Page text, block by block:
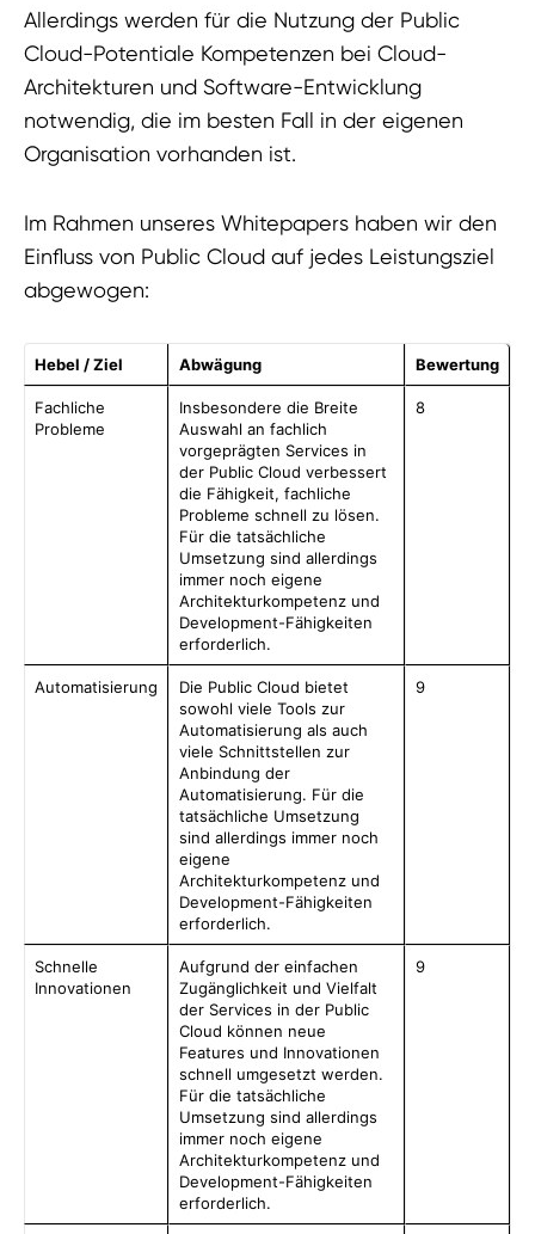
Allerdings werden für die Nutzung der Public
Cloud-Potentiale Kompetenzen bei Cloud-
Architekturen und Software-Entwicklung
notwendig, die im besten Fall in der eigenen
Organisation vorhanden ist.
Im Rahmen unseres Whitepapers haben wir den
Einfluss von Public Cloud auf jedes Leistungsziel
abgewogen:
Hebel / Ziel Abwägung Bewertung
Fachliche
Probleme
Insbesondere die Breite
Auswahl an fachlich
vorgeprägten Services in
der Public Cloud verbessert
die Fähigkeit, fachliche
Probleme schnell zu lösen.
Für die tatsächliche
Umsetzung sind allerdings
immer noch eigene
Architekturkompetenz und
Development-Fähigkeiten
erforderlich.
8
Automatisierung
Die Public Cloud bietet
sowohl viele Tools zur
Automatisierung als auch
viele Schnittstellen zur
Anbindung der
Automatisierung. Für die
tatsächliche Umsetzung
sind allerdings immer noch
eigene
Architekturkompetenz und
Development-Fähigkeiten
erforderlich.
9
Schnelle
Innovationen
Aufgrund der einfachen
Zugänglichkeit und Vielfalt
der Services in der Public
Cloud können neue
Features und Innovationen
schnell umgesetzt werden.
Für die tatsächliche
Umsetzung sind allerdings
immer noch eigene
Architekturkompetenz und
Development-Fähigkeiten
erforderlich.
9